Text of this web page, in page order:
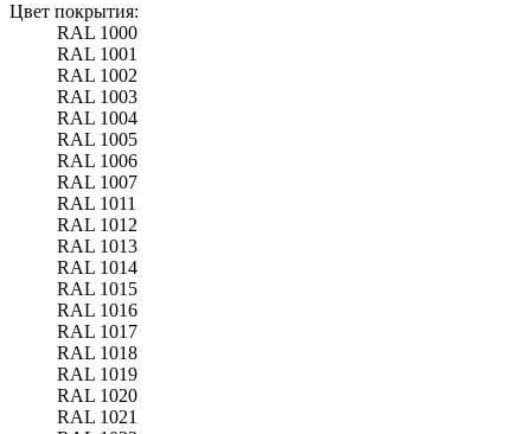
Цвет покрытия:
RAL 1000
RAL 1001
RAL 1002
RAL 1003
RAL 1004
RAL 1005
RAL 1006
RAL 1007
RAL 1011
RAL 1012
RAL 1013
RAL 1014
RAL 1015
RAL 1016
RAL 1017
RAL 1018
RAL 1019
RAL 1020
RAL 1021